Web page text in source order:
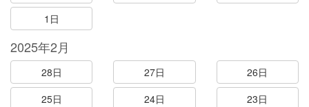
1日
2025年2月
28日 27日
26日
25日
24日
23日